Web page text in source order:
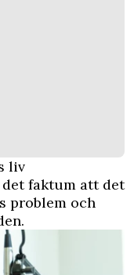
liv
faktum att det
problem och